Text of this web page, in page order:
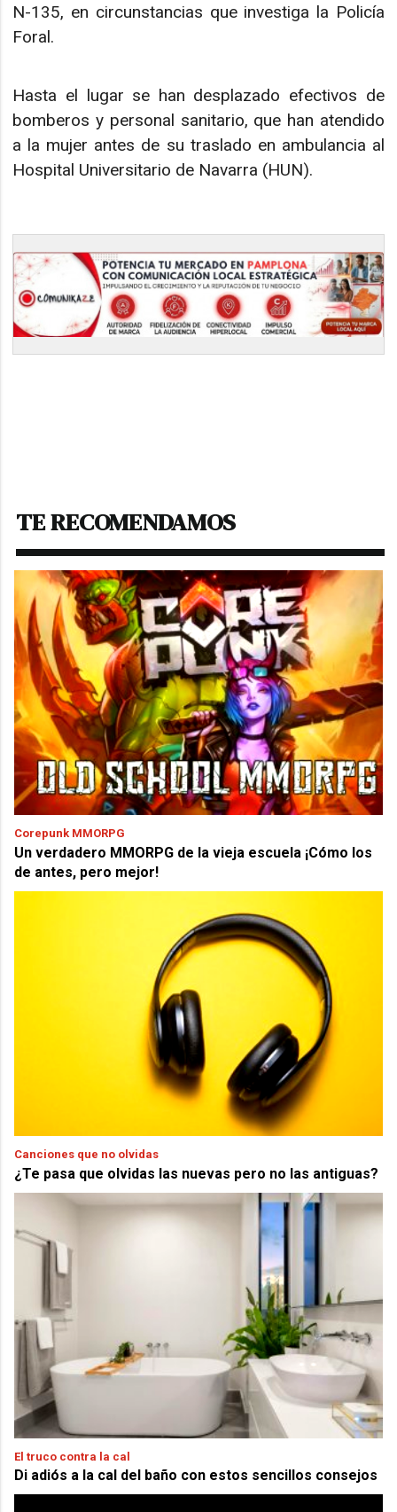
N-135, en circunstancias que investiga la Policía
Foral.
Hasta el lugar se han desplazado efectivos de
bomberos y personal sanitario, que han atendido
a la mujer antes de su traslado en ambulancia al
Hospital Universitario de Navarra (HUN).
TE RECOMENDAMOS
Corepunk MMORPG
Un verdadero MMORPG de la vieja escuela ¡Cómo los
de antes, pero mejor!
Canciones que no olvidas
¿Te pasa que olvidas las nuevas pero no las antiguas?
El truco contra la cal
Di adiós a la cal del baño con estos sencillos consejos